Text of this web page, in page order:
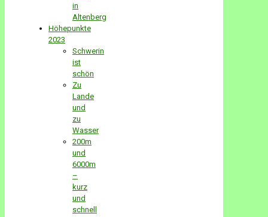
in
Altenberg
Höhepunkte
2023
Schwerin
ist
schön
Zu
Lande
und
zu
Wasser
200m
und
6000m
–
kurz
und
schnell